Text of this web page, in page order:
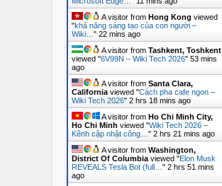
A visitor from Hong Kong viewed
"khả năng sáng tạo của con người –
Wiki… " 22 mins ago
A visitor from Tashkent, Toshkent
viewed "6V99N – Wiki Tech 2026" 53 mins
ago
A visitor from Santa Clara,
California viewed "Cách pha cafe ngon –
Wiki Tech 2026" 2 hrs 18 mins ago
A visitor from Ho Chi Minh City,
Ho Chi Minh viewed "Wiki Tech 2026 –
Kênh cập nhật công… " 2 hrs 21 mins ago
A visitor from Washington,
District Of Columbia viewed "Elon Musk
REVEALS Tesla Bot (full… " 2 hrs 51 mins
ago